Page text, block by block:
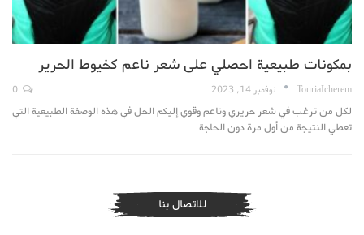
بمكونات طبيعية احصلي على شعر ناعم كخيوط الحرير
TouriaIcherem نوفمبر 14, 2023
لكل من ترغب في شعر حريري وناعم وقوي إليكم الحل في هذه الوصفة الطبيعية التي
تعطي النتيجة من أول مرة دون الحاجة…
للاتصال بنا